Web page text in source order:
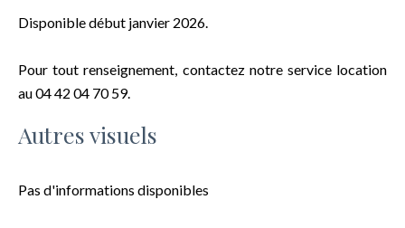
Disponible début janvier 2026.
Pour tout renseignement, contactez notre service location
au 04 42 04 70 59.
Autres visuels
Pas d'informations disponibles